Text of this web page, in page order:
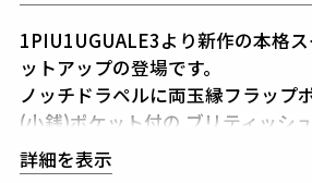
1PIU1UGUALE3より新作の本格
ットアップの登場です。
ノッチドラペルに両玉縁フラップ
(小銭)ポケット付の ブリティッシ
様です。
スーツの仕立ての良し悪しはいか
詳細を表示